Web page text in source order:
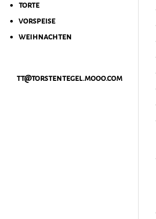
torte
vorspeise
weihnachten
tt@torstentegel.mooo.com